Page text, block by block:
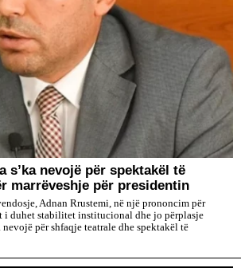
s’ka nevojë për spektakël të
marrëveshje për presidentin
Adnan Rrustemi, në një prononcim për
i duhet stabilitet institucional dhe jo përplasje
për shfaqje teatrale dhe spektakël të